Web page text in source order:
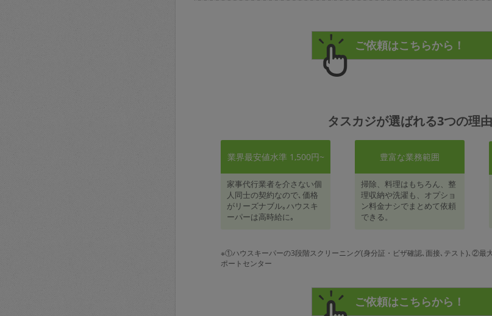
タスカジが選ばれる3つの理由
業界最安値水準 1,500円~
家事代行業者を介さない個
人同士の契約なので､価格
がリーズナブル｡ハウスキ
ーパーは高時給に｡
豊富な業務範囲
掃除、料理はもちろん、整
理収納や洗濯も、オプショ
ン料金ナシでまとめて依頼
できる。
※①ハウスキーパーの3段階スクリーニング(身分証・ビザ確認､面接､テスト)､②最
ポートセンター